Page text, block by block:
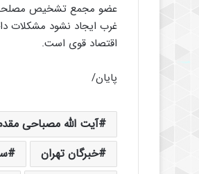
عضو مجمع تشخیص مصلحت
غرب ایجاد نشود مشکلات
اقتصاد قوی است.
پایان/
آیت الله مصباحی
خبرگان تهران